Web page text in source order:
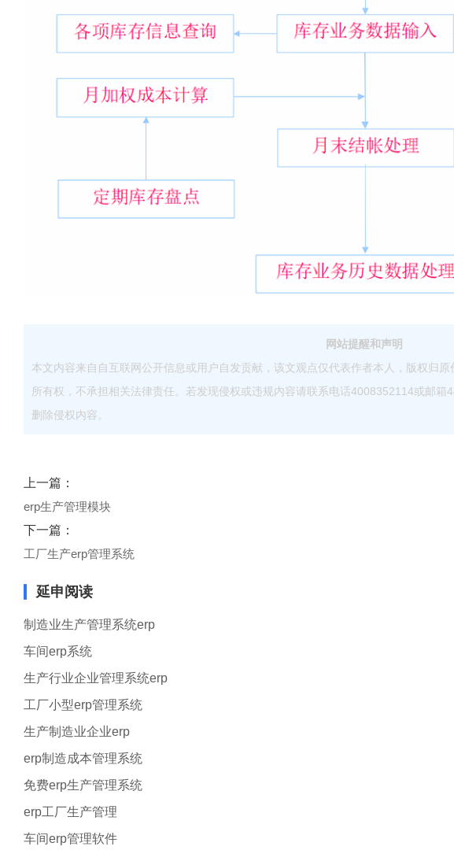
网站提醒和声明
本文内容来自自互联网公开信息或用户自发贡献，该文观点仅代表作者本人，版权归
所有权，不承担相关法律责任。若发现侵权或违规内容请联系电话4008352114或邮
删除侵权内容。
上一篇：
erp生产管理模块
下一篇：
工厂生产erp管理系统
延申阅读
制造业生产管理系统erp
车间erp系统
生产行业企业管理系统erp
工厂小型erp管理系统
生产制造业企业erp
erp制造成本管理系统
免费erp生产管理系统
erp工厂生产管理
车间erp管理软件